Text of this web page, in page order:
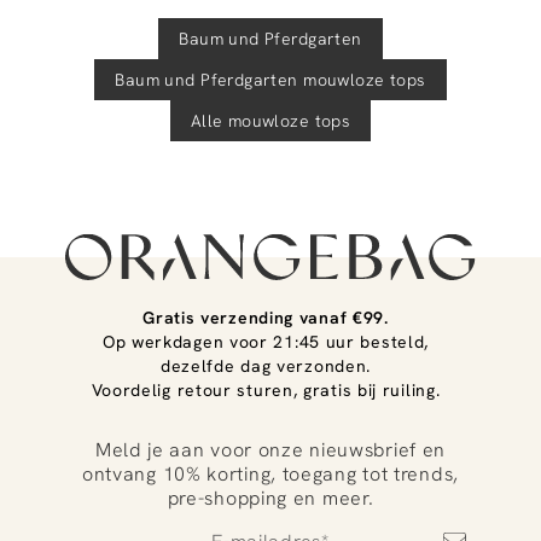
Baum und Pferdgarten
Baum und Pferdgarten mouwloze tops
Alle mouwloze tops
Gratis verzending vanaf €99.
Op werkdagen voor 21:45 uur besteld,
dezelfde dag verzonden.
Voordelig retour sturen, gratis bij ruiling.
Meld je aan voor onze nieuwsbrief en
ontvang 10% korting, toegang tot trends,
pre-shopping en meer.